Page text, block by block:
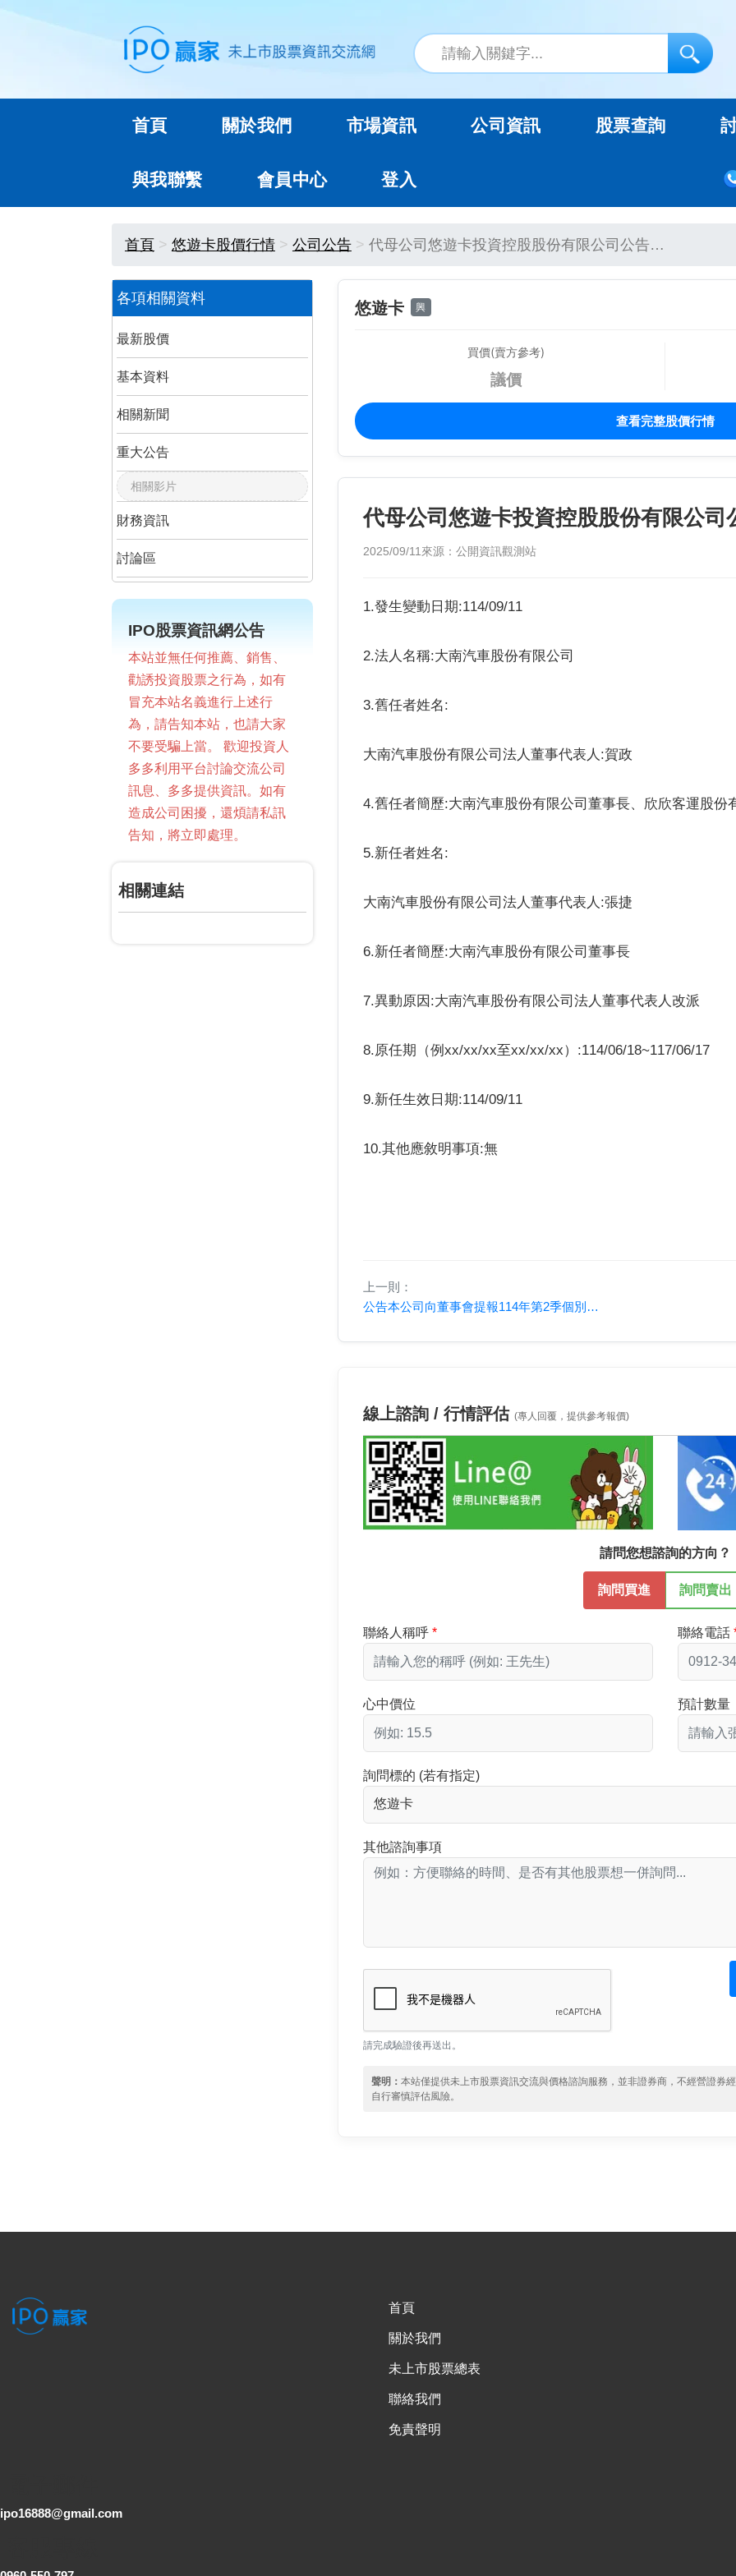
首頁 關於我們 市場資訊 公司資訊 股票查詢
與我聯繫 會員中心 登入
首頁 悠遊卡股價行情 公司公告 代母公司悠遊卡投資控股股份有限公司公告…
各項相關資料
最新股價
基本資料
相關新聞
重大公告
相關影片
財務資訊
討論區
IPO股票資訊網公告
本站並無任何推薦、銷售、
勸誘投資股票之行為，如有
冒充本站名義進行上述行
為，請告知本站，也請大家
不要受騙上當。 歡迎投資人
多多利用平台討論交流公司
訊息、多多提供資訊。如有
造成公司困擾，還煩請私訊
告知，將立即處理。
相關連結
悠遊卡 興
買價(賣方參考)
議價
查看完整股價行情
代母公司悠遊卡投資控股股份有限公
2025/09/11 來源：公開資訊觀測站
1.發生變動日期:114/09/11
2.法人名稱:大南汽車股份有限公司
3.舊任者姓名:
大南汽車股份有限公司法人董事代表人:賀政
4.舊任者簡歷:大南汽車股份有限公司董事長、欣欣客運股份
5.新任者姓名:
大南汽車股份有限公司法人董事代表人:張捷
6.新任者簡歷:大南汽車股份有限公司董事長
7.異動原因:大南汽車股份有限公司法人董事代表人改派
8.原任期（例xx/xx/xx至xx/xx/xx）:114/06/18~117/06/17
9.新任生效日期:114/09/11
10.其他應敘明事項:無
上一則：
公告本公司向董事會提報114年第2季個別財務報告
線上諮詢 / 行情評估(專人回覆，提供參考報價)
請問您想諮詢的方向？
詢問買進 詢問賣出
聯絡人稱呼 聯絡電話
心中價位 預計數量
詢問標的 (若有指定)
其他諮詢事項
請完成驗證後再送出。
聲明：本站僅提供未上市股票資訊交流與價格諮詢服務，並非證券商，不經營證券
自行審慎評估風險。
首頁
關於我們
未上市股票總表
聯絡我們
免責聲明
ipo16888@gmail.com